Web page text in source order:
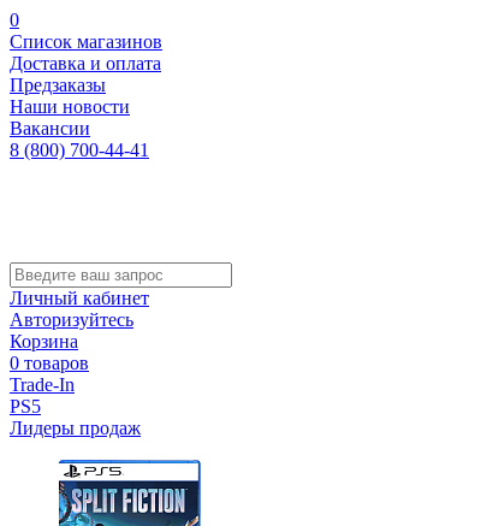
0
Список магазинов
Доставка и оплата
Предзаказы
Наши новости
Вакансии
8 (800) 700-44-41
Личный кабинет
Авторизуйтесь
Корзина
0 товаров
Trade-In
PS5
Лидеры продаж